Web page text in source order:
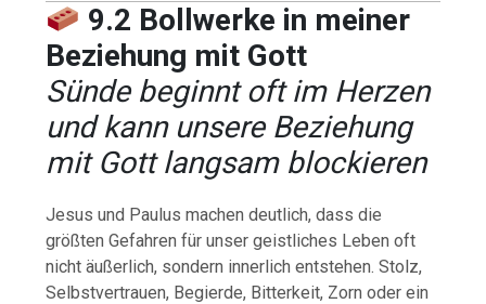
9.2 Bollwerke in meiner
Beziehung mit Gott
Sünde beginnt oft im Herzen
und kann unsere Beziehung
mit Gott langsam blockieren
Jesus und Paulus machen deutlich, dass die
größten Gefahren für unser geistliches Leben oft
nicht äußerlich, sondern innerlich entstehen. Stolz,
Selbstvertrauen, Begierde, Bitterkeit, Zorn oder ein